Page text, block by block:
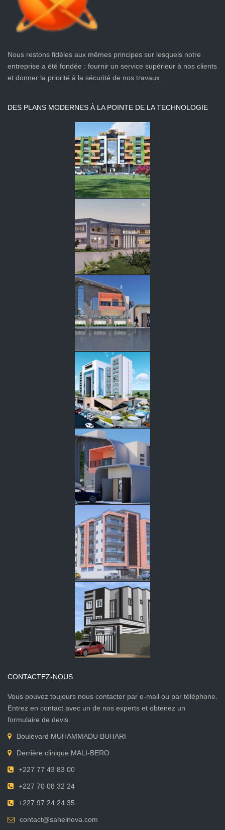
Nous restons fidèles aux mêmes principes sur lesquels notre
entreprise a été fondée : fournir un service supérieur à nos clients
et donner la priorité à la sécurité de nos travaux.
DES PLANS MODERNES À LA POINTE DE LA TECHNOLOGIE
CONTACTEZ-NOUS
Vous pouvez toujours nous contacter par e-mail ou par téléphone.
Entrez en contact avec un de nos experts et obtenez un
formulaire de devis.
Boulevard MUHAMMADU BUHARI
Derrière clinique MALI-BERO
+227 77 43 83 00
+227 70 08 32 24
+227 97 24 24 35
contact@sahelnova.com